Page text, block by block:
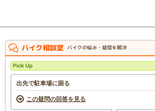
バイク相談室 バイクの悩み・疑問を解決
Pick Up
出先で駐車場に困る
この疑問の回答を見る